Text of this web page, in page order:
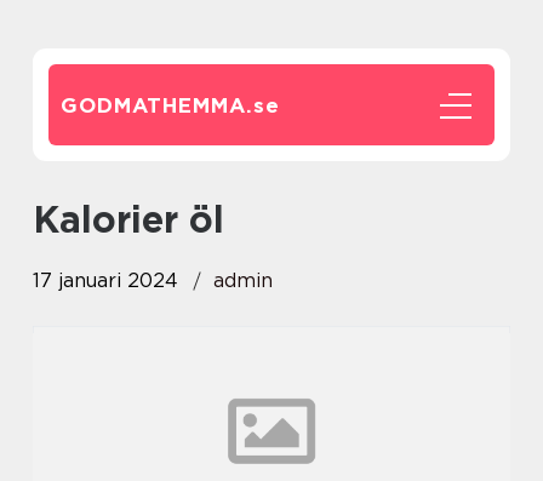
GODMATHEMMA.se
kalorier öl
17 januari 2024 admin